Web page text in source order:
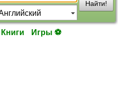
Найти!
Книги Игры ⚽